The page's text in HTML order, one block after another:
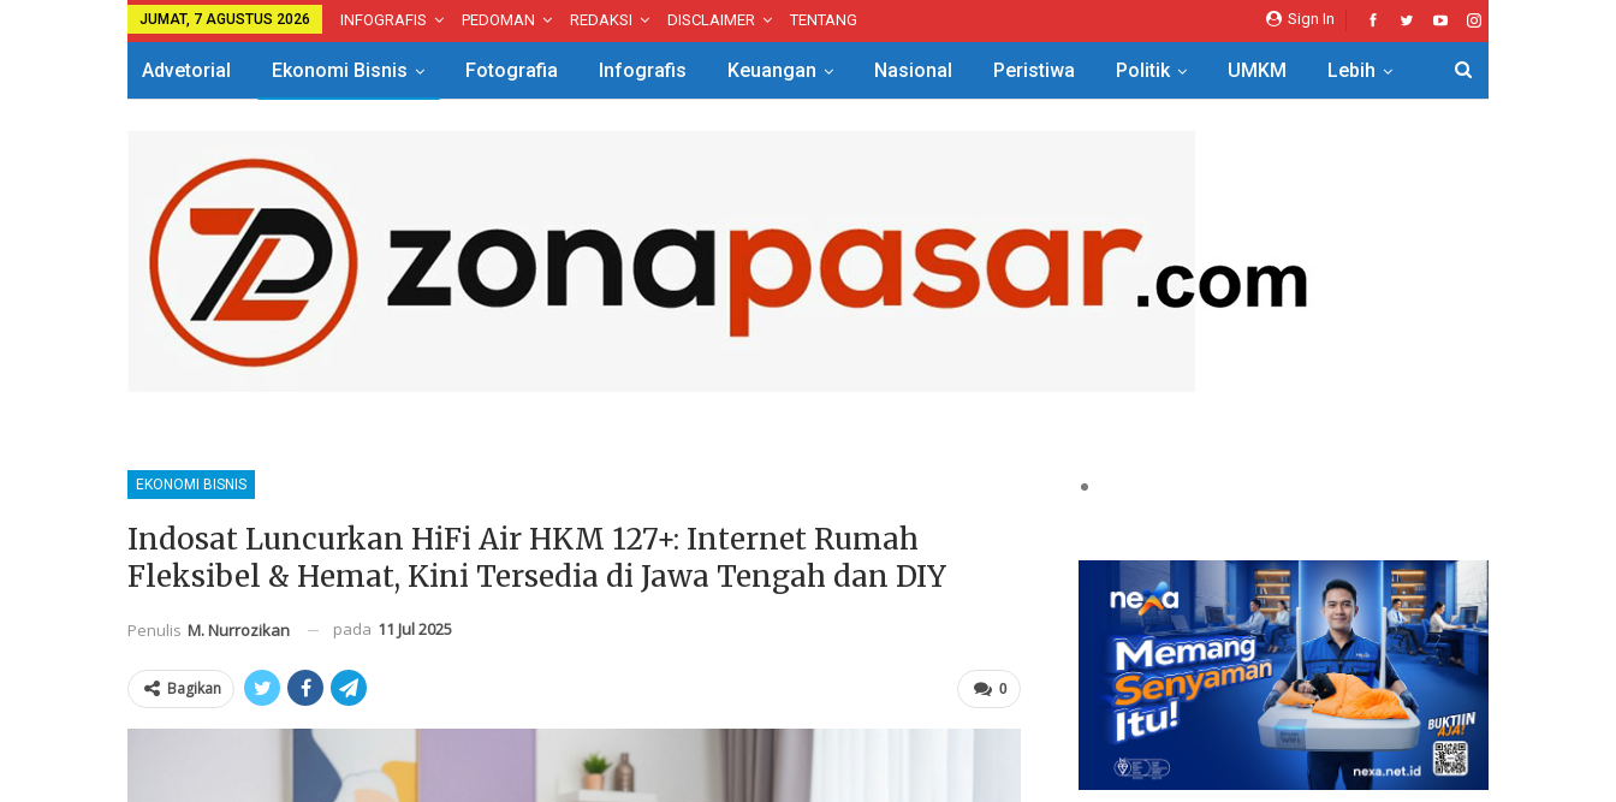
Sign In
JUMAT, 7 AGUSTUS 2026 INFOGRAFIS PEDOMAN REDAKSI DISCLAIMER TENTANG
Advetorial Ekonomi Bisnis Fotografia Infografis Keuangan Nasional Peristiwa Politik UMKM Lebih
EKONOMI BISNIS
Indosat Luncurkan HiFi Air HKM 127+: Internet Rumah
Fleksibel & Hemat, Kini Tersedia di Jawa Tengah dan DIY
Penulis M. Nurrozikan pada 11 Jul 2025
0
Bagikan